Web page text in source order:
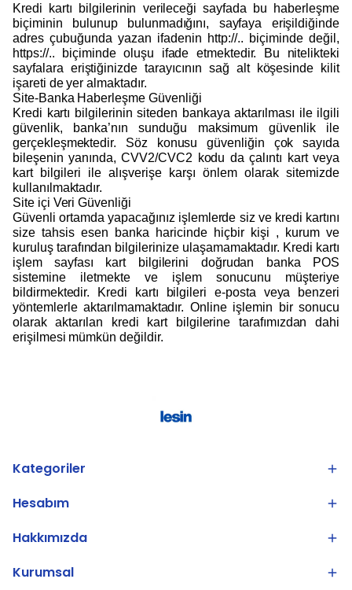
Kredi kartı bilgilerinin verileceği sayfada bu haberleşme
biçiminin bulunup bulunmadığını, sayfaya erişildiğinde
adres çubuğunda yazan ifadenin http://.. biçiminde değil,
https://.. biçiminde oluşu ifade etmektedir. Bu nitelikteki
sayfalara eriştiğinizde tarayıcının sağ alt köşesinde kilit
işareti de yer almaktadır.
Site-Banka Haberleşme Güvenliği
Kredi kartı bilgilerinin siteden bankaya aktarılması ile ilgili
güvenlik, banka’nın sunduğu maksimum güvenlik ile
gerçekleşmektedir. Söz konusu güvenliğin çok sayıda
bileşenin yanında, CVV2/CVC2 kodu da çalıntı kart veya
kart bilgileri ile alışverişe karşı önlem olarak sitemizde
kullanılmaktadır.
Site içi Veri Güvenliği
Güvenli ortamda yapacağınız işlemlerde siz ve kredi kartını
size tahsis esen banka haricinde hiçbir kişi , kurum ve
kuruluş tarafından bilgilerinize ulaşamamaktadır. Kredi kartı
işlem sayfası kart bilgilerini doğrudan banka POS
sistemine iletmekte ve işlem sonucunu müşteriye
bildirmektedir. Kredi kartı bilgileri e-posta veya benzeri
yöntemlerle aktarılmamaktadır. Online işlemin bir sonucu
olarak aktarılan kredi kart bilgilerine tarafımızdan dahi
erişilmesi mümkün değildir.
Kategoriler
Hesabım
Hakkımızda
Kurumsal